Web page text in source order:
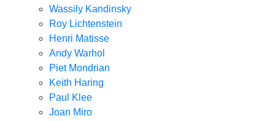
Wassily Kandinsky
Roy Lichtenstein
Henri Matisse
Andy Warhol
Piet Mondrian
Keith Haring
Paul Klee
Joan Miro